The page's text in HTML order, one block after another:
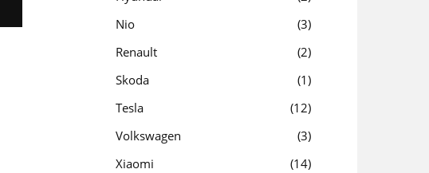
Nio
3
Renault
2
Skoda
1
Tesla
12
Volkswagen
3
Xiaomi
14